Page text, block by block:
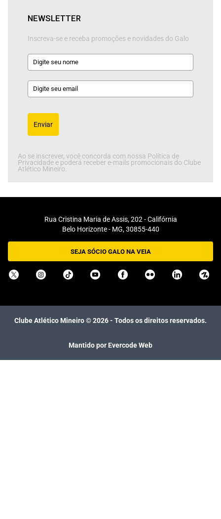
NEWSLETTER
Inscreva-se e receba promoções e novidades do Galo
Enviar
Ao se inscrever, você concorda com nossa Política de
Privacidade e poderá receber e-mails promocionais do Clube
Atlético Mineiro.
Rua Cristina Maria de Assis, 202 - Califórnia
Belo Horizonte - MG, 30855-440
SEJA SÓCIO GALO NA VEIA
Clube Atlético Mineiro ©2026- Todos os direitos reservados.
Mantido por Evercode Web